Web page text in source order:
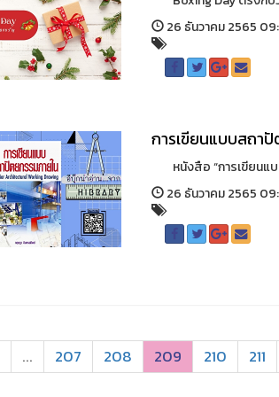
26 ธันวาคม 2565
การเขียนแบบสถา
หนังสือ “การเขียนแบ
26 ธันวาคม 2565
... 207 208 209 210 211